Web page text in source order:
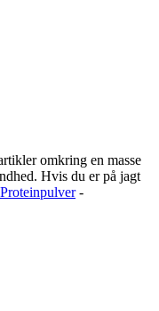
omkring en masse
Hvis du er på jagt
Proteinpulver-